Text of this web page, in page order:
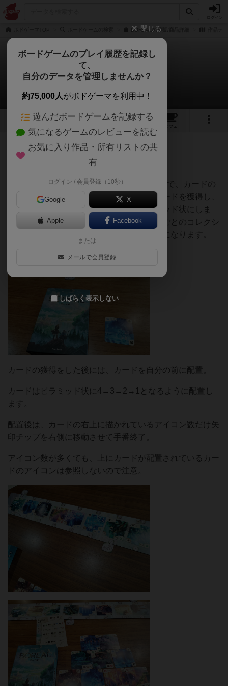
BOREALの通販/商品詳細
ボレアル
うらまこさんのレビュー
2 2
カフェ
258名 1名 0 約1年前
2人用のカードドラフト＆カード配置ゲームで、カードの
コスト分だけ矢印チップの数字を下げてカードを獲得し、
自分の前に配置していき最終的にはピラミッド状にしま
す。ゲーム終了時にカードの素点やカードごとのコレクシ
ョン得点を合計して得点が高いほうが勝ちになります。
カードの獲得をした後には、カードを自分の前に配置。
カードはピラミッド状に4→3→2→1となるように配置し
ます。
配置後は、カードの右上に描かれているアイコン数だけ矢
印チップを右側に移動させて手番終了。
アイコン数が多くても、上にカードが配置されているカー
ドのアイコンは参照しないので注意。
閉じる
ボードゲームのプレイ履歴を記録し
て、
自分のデータを管理しませんか？
約75,000人がボドゲーマを利用中！
遊んだボードゲームを記録する
気になるゲームのレビューを読む
お気に入り作品・所有リストの共
有
ログイン / 会員登録（10秒）
Google X
Apple Facebook
または
メールで会員登録
しばらく表示しない